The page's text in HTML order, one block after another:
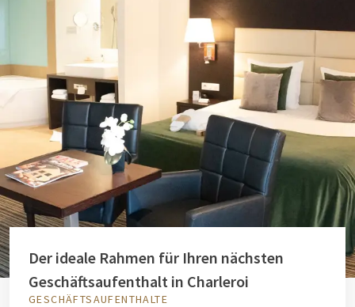
Der ideale Rahmen für Ihren nächsten
Geschäftsaufenthalt in Charleroi
GESCHÄFTSAUFENTHALTE